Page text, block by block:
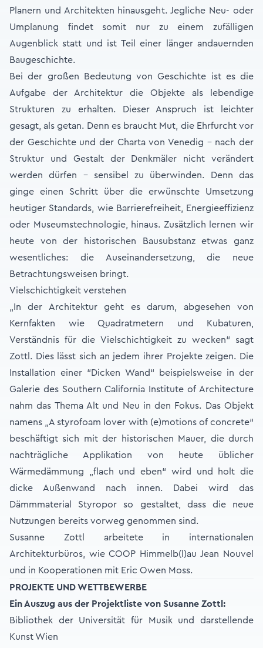
Planern und Architekten hinausgeht. Jegliche Neu- oder
Umplanung findet somit nur zu einem zufälligen
Augenblick statt und ist Teil einer länger andauernden
Baugeschichte.
Bei der großen Bedeutung von Geschichte ist es die
Aufgabe der Architektur die Objekte als lebendige
Strukturen zu erhalten. Dieser Anspruch ist leichter
gesagt, als getan. Denn es braucht Mut, die Ehrfurcht vor
der Geschichte und der Charta von Venedig – nach der
Struktur und Gestalt der Denkmäler nicht verändert
werden dürfen - sensibel zu überwinden. Denn das
ginge einen Schritt über die erwünschte Umsetzung
heutiger Standards, wie Barrierefreiheit, Energieeffizienz
oder Museumstechnologie, hinaus. Zusätzlich lernen wir
heute von der historischen Bausubstanz etwas ganz
wesentliches: die Auseinandersetzung, die neue
Betrachtungsweisen bringt.
Vielschichtigkeit verstehen
„In der Architektur geht es darum, abgesehen von
Kernfakten wie Quadratmetern und Kubaturen,
Verständnis für die Vielschichtigkeit zu wecken“ sagt
Zottl. Dies lässt sich an jedem ihrer Projekte zeigen. Die
Installation einer “Dicken Wand“ beispielsweise in der
Galerie des Southern California Institute of Architecture
nahm das Thema Alt und Neu in den Fokus. Das Objekt
namens „A styrofoam lover with (e)motions of concrete“
beschäftigt sich mit der historischen Mauer, die durch
nachträgliche Applikation von heute üblicher
Wärmedämmung „flach und eben“ wird und holt die
dicke Außenwand nach innen. Dabei wird das
Dämmmaterial Styropor so gestaltet, dass die neue
Nutzungen bereits vorweg genommen sind.
Susanne Zottl arbeitete in internationalen
Architekturbüros, wie COOP Himmelb(l)au Jean Nouvel
und in Kooperationen mit Eric Owen Moss.
PROJEKTE UND WETTBEWERBE
Ein Auszug aus der Projektliste von Susanne Zottl:
Bibliothek der Universität für Musik und darstellende
Kunst Wien